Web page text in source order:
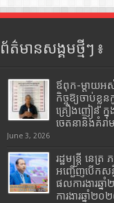
ព័ត៌មានសង្គមថ្មីៗ ៖
ឪពុក-ម្ដាយអស់
កិច្ចឱ្យចាប់ខ្លួ
គ្រឿងញៀន ក្
ចេតនានិងគំរ
June 3, 2026
រដ្ឋមន្រ្តី​ នេត្រ​ ភ
អញ្ជើញបើកស
ផលការងារឆ្
ការងារឆ្នាំ